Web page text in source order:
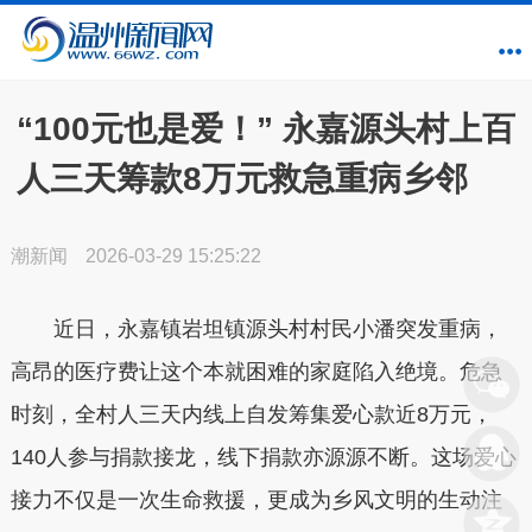
“100元也是爱！” 永嘉源头村上百
人三天筹款8万元救急重病乡邻
潮新闻 2026-03-29 15:25:22
近日，永嘉镇岩坦镇源头村村民小潘突发重病，
高昂的医疗费让这个本就困难的家庭陷入绝境。危急
时刻，全村人三天内线上自发筹集爱心款近8万元，
140人参与捐款接龙，线下捐款亦源源不断。这场爱心
接力不仅是一次生命救援，更成为乡风文明的生动注